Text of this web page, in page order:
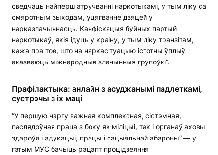
сведчаць найперш атручванні наркотыкамі, у тым ліку са
смяротным зыходам, уцягванне дзяцей у
нарказлачыннасць. Канфіскацыя буйных партый
наркотыкаў, якія ідуць у краіну, у тым ліку транзітам,
кажа пра тое, што на наркасітуацыю істотны ўплыў
аказваюць міжнародныя злачынныя групоўкі“.
Прафілактыка: анлайн з асуджанымі падлеткамі,
сустрэчы з іх маці
“У першую чаргу важная комплексная, сістэмная,
паслядоўная праца з боку як міліцыі, так і органаў аховы
здароўя і адукацыі, працы і сацыяльнай абароны“ — у
гэтым МУС бачыць рэцэпт процідзеяння